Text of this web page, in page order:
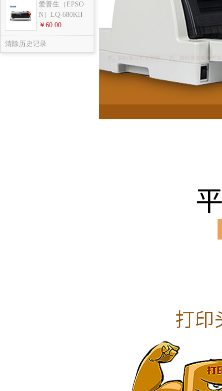
爱普生（EPSO
N）LQ-680KII
针式
￥60.00
清除历史记录